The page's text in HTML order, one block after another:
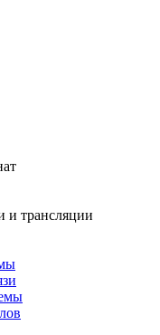
и трансляции